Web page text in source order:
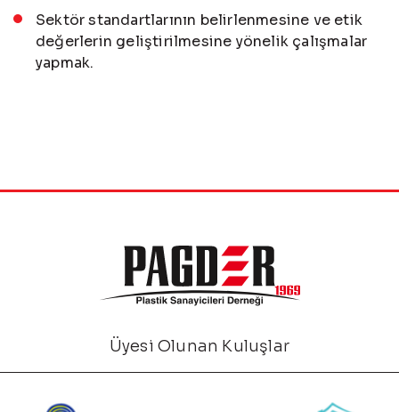
Sektör standartlarının belirlenmesine ve etik
değerlerin geliştirilmesine yönelik çalışmalar
yapmak.
Üyesi Olunan Kuluşlar